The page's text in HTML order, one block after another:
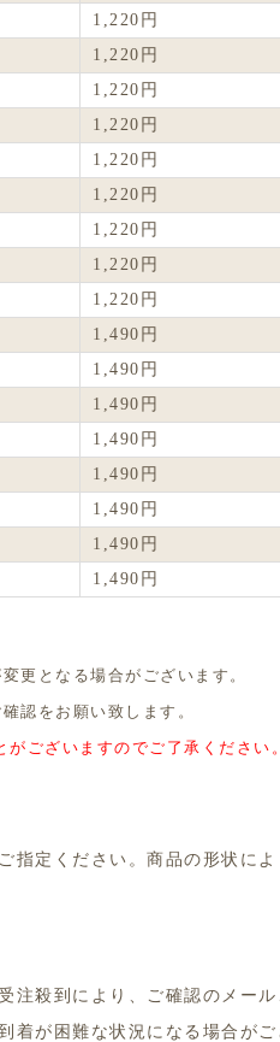
1,220円
1,220円
1,220円
1,220円
1,220円
1,220円
1,220円
1,220円
1,220円
1,490円
1,490円
1,490円
1,490円
1,490円
1,490円
1,490円
1,490円
更となる場合がございます。
認をお願い致します。
ございますのでご了承ください。
指定ください。商品の形状に
注殺到により、ご確認のメー
が困難な状況になる場合がご